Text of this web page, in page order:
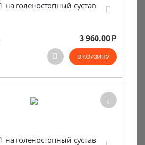
на голеностопный сустав
3 960.00 Р
В КОРЗИНУ
на голеностопный сустав